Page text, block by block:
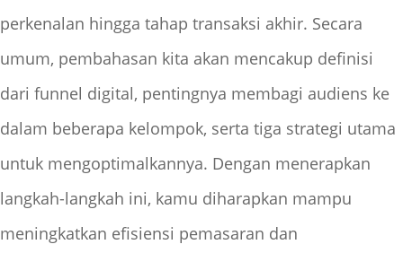
perkenalan hingga tahap transaksi akhir. Secara
umum, pembahasan kita akan mencakup definisi
dari funnel digital, pentingnya membagi audiens ke
dalam beberapa kelompok, serta tiga strategi utama
untuk mengoptimalkannya. Dengan menerapkan
langkah-langkah ini, kamu diharapkan mampu
meningkatkan efisiensi pemasaran dan